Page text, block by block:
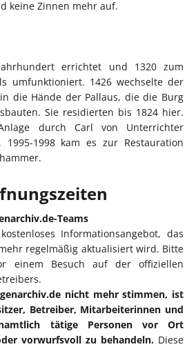
keine Zinnen mehr auf.
errichtet und 1320 zum
umfunktioniert. 1426 wechselte der
die Hände der Pallaus, die die Burg
Sie residierten bis 1824 hier.
durch Carl von Unterrichter
1998 kam es zur Restauration
Teams
Informationsangebot, das
regelmäßig aktualisiert wird. Bitte
einem Besuch auf der offiziellen
nicht mehr stimmen, ist
Betreiber, Mitarbeiterinnen und
tätige Personen vor Ort
vorwurfsvoll zu behandeln. Diese